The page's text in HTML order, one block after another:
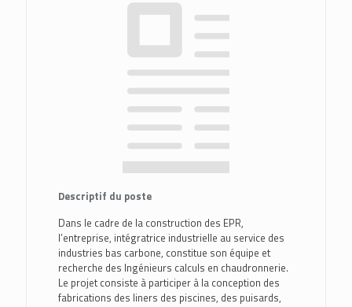
Descriptif du poste
Dans le cadre de la construction des EPR,
l’entreprise, intégratrice industrielle au service des
industries bas carbone, constitue son équipe et
recherche des Ingénieurs calculs en chaudronnerie.
Le projet consiste à participer à la conception des
fabrications des liners des piscines, des puisards,